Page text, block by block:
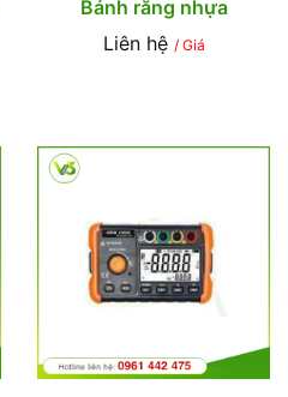
Bánh răng nhựa
Liên hệ / Giá